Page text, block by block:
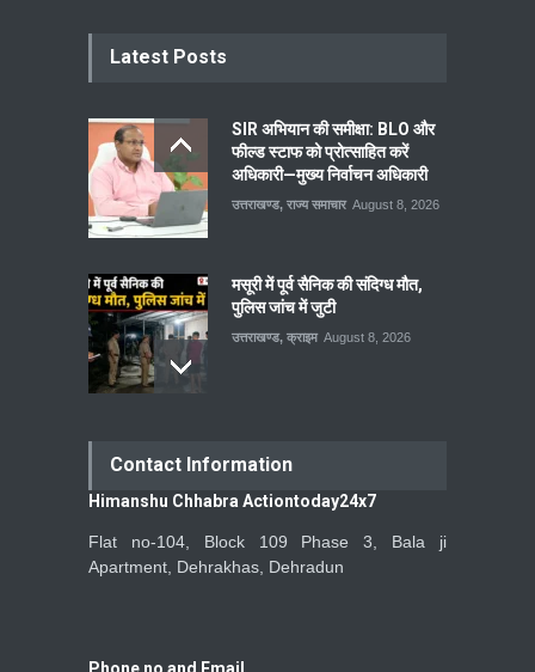
Latest Posts
SIR अभियान की समीक्षा: BLO और
फील्ड स्टाफ को प्रोत्साहित करें
अधिकारी—मुख्य निर्वाचन अधिकारी
उत्तराखण्ड, राज्य समाचार August 8, 2026
मसूरी में पूर्व सैनिक की संदिग्ध मौत,
पुलिस जांच में जुटी
उत्तराखण्ड, क्राइम August 8, 2026
Contact Information
Himanshu Chhabra Actiontoday24x7
Flat no-104, Block 109 Phase 3, Bala ji
Apartment, Dehrakhas, Dehradun